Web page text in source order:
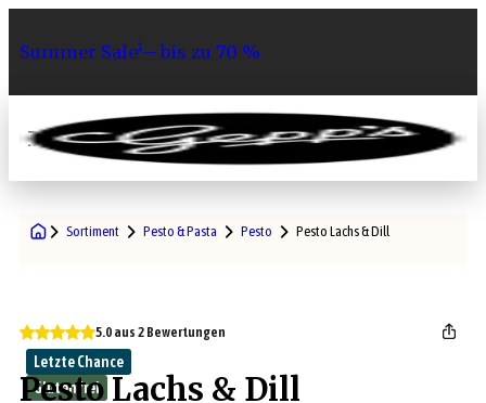
Summer Sale¹– bis zu 70 %
0
Sortiment Pesto & Pasta Pesto Pesto Lachs & Dill
Letzte Chance
Glutenfrei
5.0 aus 2 Bewertungen
Pesto Lachs & Dill